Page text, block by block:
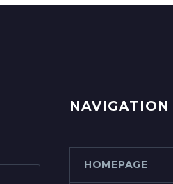
NAVIGATION
HOMEPAGE